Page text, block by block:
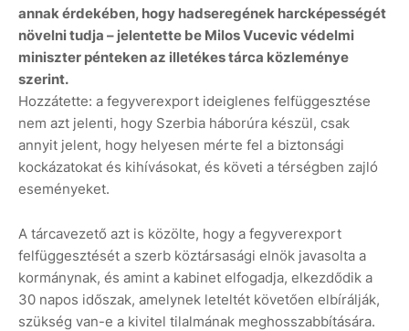
annak érdekében, hogy hadseregének harcképességét
növelni tudja – jelentette be Milos Vucevic védelmi
miniszter pénteken az illetékes tárca közleménye
szerint.
Hozzátette: a fegyverexport ideiglenes felfüggesztése
nem azt jelenti, hogy Szerbia háborúra készül, csak
annyit jelent, hogy helyesen mérte fel a biztonsági
kockázatokat és kihívásokat, és követi a térségben zajló
eseményeket.
A tárcavezető azt is közölte, hogy a fegyverexport
felfüggesztését a szerb köztársasági elnök javasolta a
kormánynak, és amint a kabinet elfogadja, elkezdődik a
30 napos időszak, amelynek leteltét követően elbírálják,
szükség van-e a kivitel tilalmának meghosszabbítására.